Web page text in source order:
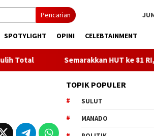
Pencarian
SPOTYLIGHT OPINI CELEBTAINMENT
Semarakkan HUT ke 81 RI, PLN Dorong
TOPIK POPULER
SULUT
MANADO